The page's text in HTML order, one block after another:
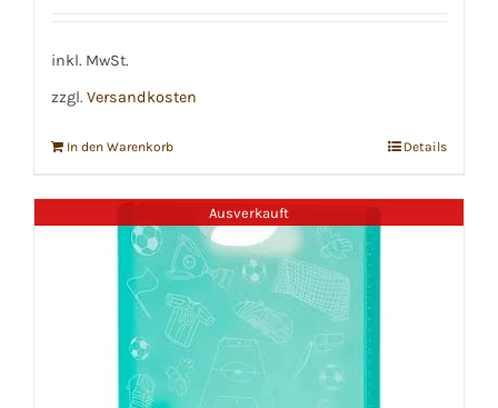
€19,99
inkl. MwSt.
zzgl. Versandkosten
In den Warenkorb Details
Ausverkauft